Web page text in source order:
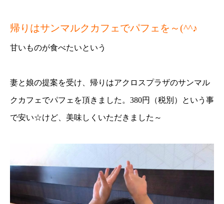
帰りはサンマルクカフェでパフェを～(^^♪
甘いものが食べたいという
妻と娘の提案を受け、帰りはアクロスプラザのサンマル
クカフェでパフェを頂きました。380円（税別）という事
で安い☆けど、美味しくいただきました～